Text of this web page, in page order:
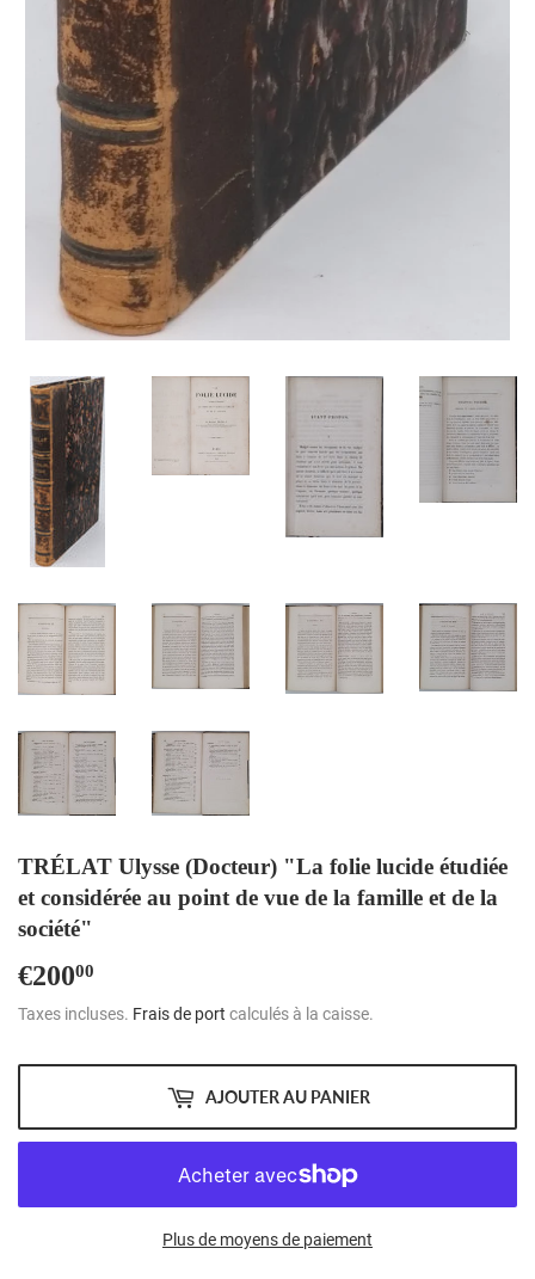
TRÉLAT Ulysse (Docteur) "La folie lucide étudiée
et considérée au point de vue de la famille et de la
société"
€20000
Taxes incluses. Frais de port calculés à la caisse.
AJOUTER AU PANIER
Plus de moyens de paiement